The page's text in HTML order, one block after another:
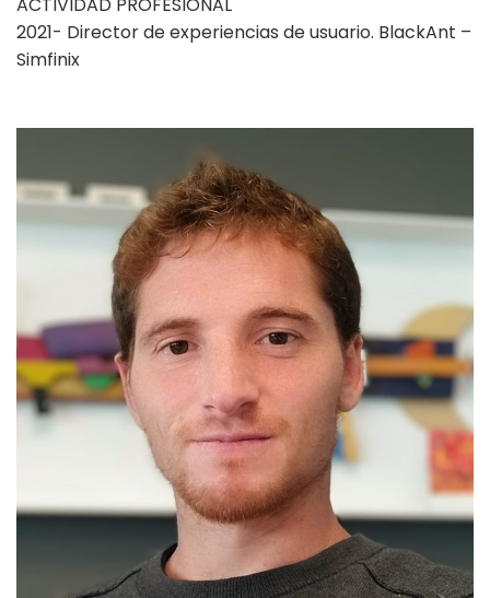
2021- Director de experiencias de usuario. BlackAnt –
Simfinix